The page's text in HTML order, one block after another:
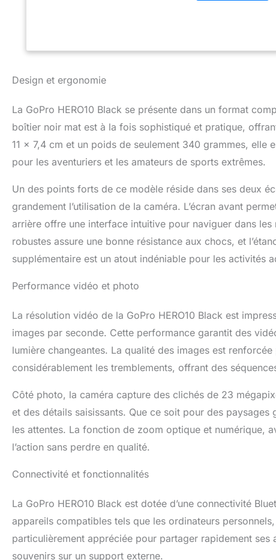
Design et ergonomie
La GoPro HERO10 Black se présente dans un format
boîtier noir mat est à la fois sophistiqué et pratique,
11 x 7,4 cm et un poids de seulement 340 grammes,
pour les aventuriers et les amateurs de sports extrêmes.
Un des points forts de ce modèle réside dans ses deux
grandement l’utilisation de la caméra. L’écran avant
arrière offre une interface intuitive pour naviguer dans
robustes assure une bonne résistance aux chocs, et
supplémentaire est un atout indéniable pour les activités
Performance vidéo et photo
La résolution vidéo de la GoPro HERO10 Black est
images par seconde. Cette performance garantit des
lumière changeantes. La qualité des images est
considérablement les tremblements, offrant des
Côté photo, la caméra capture des clichés de 23
et des détails saisissants. Que ce soit pour des
les attentes. La fonction de zoom optique et numérique,
l’action sans perdre en qualité.
Connectivité et fonctionnalités
La GoPro HERO10 Black est dotée d’une connectivité
appareils compatibles tels que les ordinateurs
particulièrement appréciée pour partager rapidement
souvenirs sur un support externe.